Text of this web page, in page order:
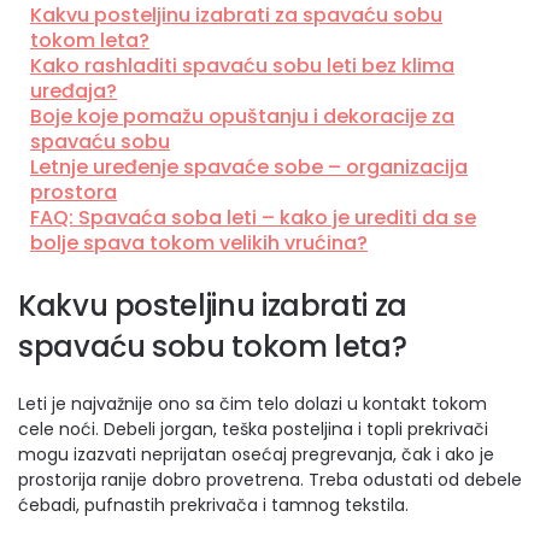
Kakvu posteljinu izabrati za spavaću sobu
tokom leta?
Kako rashladiti spavaću sobu leti bez klima
uređaja?
Boje koje pomažu opuštanju i dekoracije za
spavaću sobu
Letnje uređenje spavaće sobe – organizacija
prostora
FAQ: Spavaća soba leti – kako je urediti da se
bolje spava tokom velikih vrućina?
Kakvu posteljinu izabrati za
spavaću sobu tokom leta?
Leti je najvažnije ono sa čim telo dolazi u kontakt tokom
cele noći. Debeli jorgan, teška posteljina i topli prekrivači
mogu izazvati neprijatan osećaj pregrevanja, čak i ako je
prostorija ranije dobro provetrena. Treba odustati od debele
ćebadi, pufnastih prekrivača i tamnog tekstila.